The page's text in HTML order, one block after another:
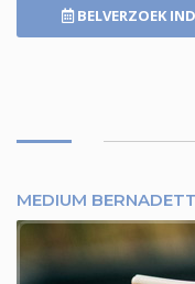
BELVERZOEK
MEDIUM